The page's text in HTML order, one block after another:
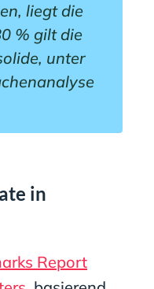
liegt die
% gilt die
unter
in
Report